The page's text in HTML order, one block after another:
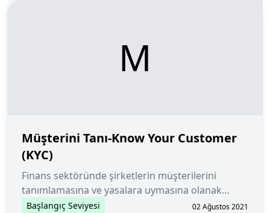
M
Müşterini Tanı-Know Your Customer
(KYC)
Finans sektöründe şirketlerin müşterilerini
tanımlamasına ve yasalara uymasına olanak
tanıyan standart bir prosedür.
Başlangıç Seviyesi 02 Ağustos 2021